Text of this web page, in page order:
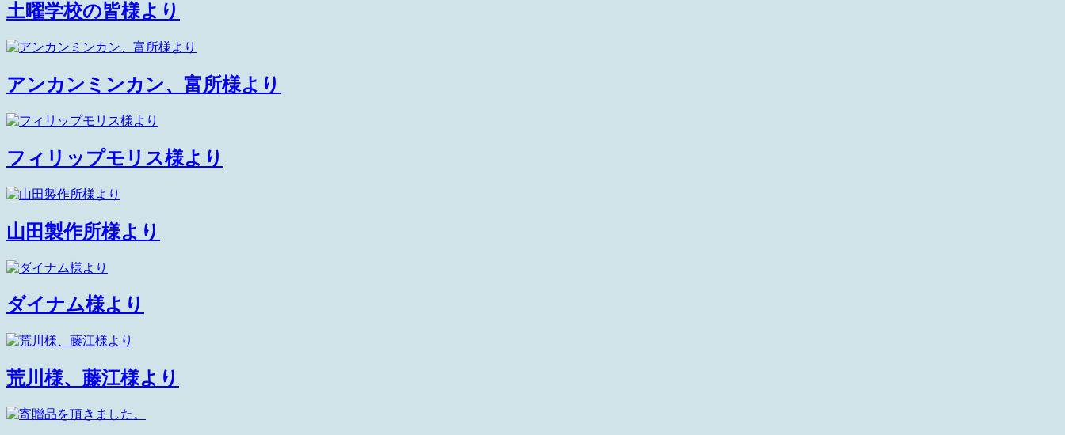
土曜学校の皆様より
アンカンミンカン、富所様より
フィリップモリス様より
山田製作所様より
ダイナム様より
荒川様、藤江様より